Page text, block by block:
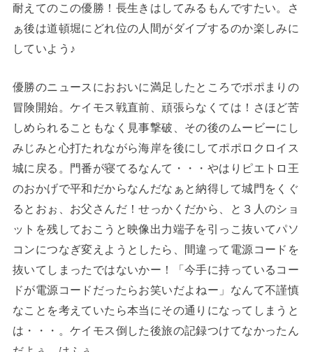
耐えてのこの優勝！長生きはしてみるもんですたい。さ
ぁ後は道頓堀にどれ位の人間がダイブするのか楽しみに
していよう♪
優勝のニュースにおおいに満足したところでポポまりの
冒険開始。ケイモス戦直前、頑張らなくては！さほど苦
しめられることもなく見事撃破、その後のムービーにし
みじみと心打たれながら海岸を後にしてポポロクロイス
城に戻る。門番が寝てるなんて・・・やはりピエトロ王
のおかげで平和だからなんだなぁと納得して城門をくぐ
るとおぉ、お父さんだ！せっかくだから、と３人のショ
ットを残しておこうと映像出力端子を引っこ抜いてパソ
コンにつなぎ変えようとしたら、間違って電源コードを
抜いてしまったではないかー！「今手に持っているコー
ドが電源コードだったらお笑いだよねー」なんて不謹慎
なことを考えていたら本当にその通りになってしまうと
は・・・。ケイモス倒した後旅の記録つけてなかったん